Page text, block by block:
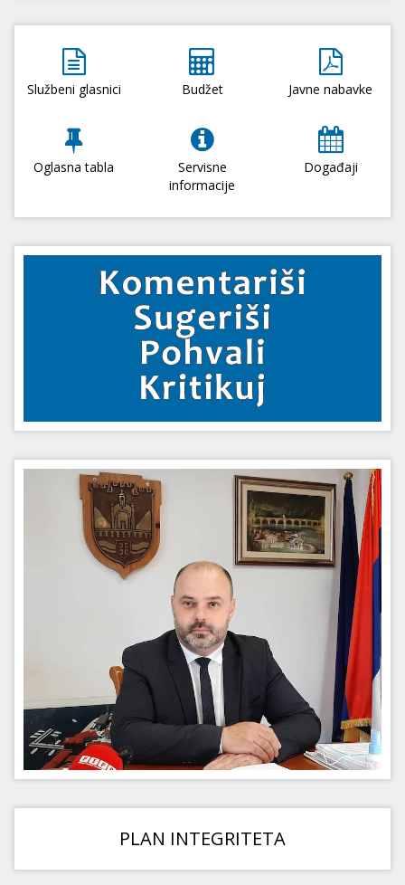
Službeni glasnici Budžet Javne nabavke
Oglasna tabla
Servisne
informacije
Događaji
PLAN INTEGRITETA